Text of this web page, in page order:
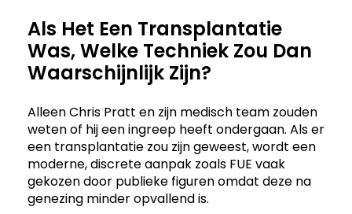
Als Het Een Transplantatie
Was, Welke Techniek Zou Dan
Waarschijnlijk Zijn?
Alleen Chris Pratt en zijn medisch team zouden
weten of hij een ingreep heeft ondergaan. Als er
een transplantatie zou zijn geweest, wordt een
moderne, discrete aanpak zoals FUE vaak
gekozen door publieke figuren omdat deze na
genezing minder opvallend is.